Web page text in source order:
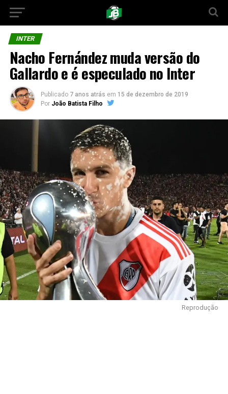
INTER
Nacho Fernández muda versão do
Gallardo e é especulado no Inter
Publicado 7 anos atrás em 15 de dezembro de 2019
Por João Batista Filho
Reprodução